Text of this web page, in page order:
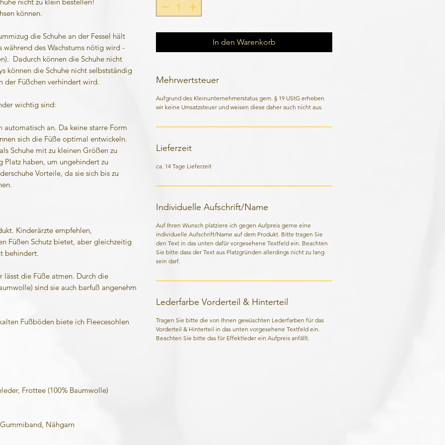
können.
die Schuhe an der Fessel hält
während des Wachstums nötig wird -
Dadurch können die Schuhe nicht
können die Schuhe nicht selbstständig
der Füßchen verhindert wird.
wichtig sind:
automatisch an. Da keine starre Form
sich die Füße optimal entwickeln.
Schuhe mit zu kleinen Größen zu
haben, um ungehindert zu
Vorteile, da sie sich bis zu
Kinderärzte empfehlen,
Füßen Schutz bietet, aber gleichzeitig
behindert.
lässt die Füße atmen. Durch die
sind sie auch barfuß angenehm
Fußböden biete ich Fleecesohlen
Frottee (100% Baumwolle)
Nähgarn
In den Warenkorb
Mehrwertsteuer
Aufgrund des Kleinunternehmerstatus gem. § 19 UStG erheben
wir keine Umsatzsteuer und weisen diese daher auch nicht aus.
Lieferzeit
ca. 14 Tage Lieferzeit
Individuelle Aufschrift/Name
Auf Ihren Wunsch platziere ich gegen Aufpreis gerne eine
individuelle Aufschrift/Name auf dem Produkt. Bitte tragen Sie
den Text in das unten dafür vorgesehene Textfeld ein. Beachten
Sie bitte dass der Text aus Platzgründen allerdings nicht zu lang
sein darf.
Lederfarbe Vorderteil & Hinterteil
Tragen Sie bitte die von Ihnen gewüschten Lederfarben für das
Vorderteil & Hinterteil in das unten vorgesehene Textfeld ein.
Beachten Sie bitte das für Effektleder ein Aufpreis anfällt.